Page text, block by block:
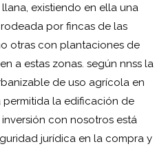
llana, existiendo en ella una
por fincas de las
otras con plantaciones de
a estas zonas. según nnss la
de uso agrícola en
la edificación de
con nosotros está
jurídica en la compra y